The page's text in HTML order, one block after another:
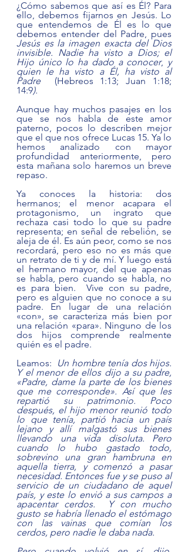
¿Cómo sabemos que así es Él? Para
ello, debemos fijarnos en Jesús. Lo
que entendemos de Él es lo que
Jesús es la imagen exacta del Dios
invisible. Nadie ha visto a Dios; el
Hijo único lo ha dado a conocer, y
quien le ha visto a Él, ha visto al
Padre (Hebreos 1:13; Juan 1:18;
14:9).
Aunque hay muchos pasajes en los
que se nos habla de este amor
paterno, pocos lo describen mejor
que el que nos ofrece Lucas 15. Ya lo
hemos analizado con mayor
profundidad anteriormente, pero
esta mañana solo haremos un breve
repaso.
Ya conoces la historia: dos
hermanos; el menor acapara el
protagonismo, un ingrato que
rechaza casi todo lo que su padre
representa; en señal de rebelión, se
aleja de él. Es aún peor, como se nos
recordará, pero eso no es más que
un retrato de ti y de mí. Y luego está
el hermano mayor, del que apenas
se habla, pero cuando se habla, no
es para bien.  Vive con su padre,
pero es alguien que no conoce a su
padre. En lugar de una relación
«con», se caracteriza más bien por
una relación «para». Ninguno de los
dos hijos comprende realmente
quién es el padre.
Leamos:
Un hombre tenía dos hijos.
Y el menor de ellos dijo a su padre,
«Padre, dame la parte de los bienes
que me corresponde». Así que les
repartió su patrimonio. Poco
después, el hijo menor reunió todo
lo que tenía, partió hacia un país
lejano y allí malgastó sus bienes
llevando una vida disoluta. Pero
cuando lo hubo gastado todo,
sobrevino una gran hambruna en
aquella tierra, y comenzó a pasar
necesidad. Entonces fue y se puso al
servicio de un ciudadano de aquel
país, y este lo envió a sus campos a
apacentar cerdos.  Y con mucho
gusto se habría llenado el estómago
con las vainas que comían los
cerdos, pero nadie le daba nada.